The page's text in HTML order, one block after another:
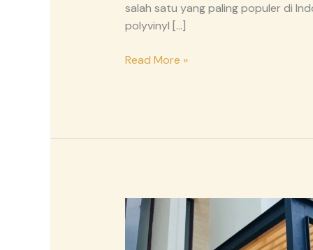
salah satu yang paling populer di
polyvinyl […]
Read More »
Keunggulan
Kanopi
Baja